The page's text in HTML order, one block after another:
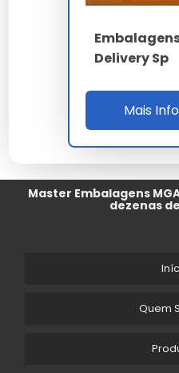
Delivery Sp
Mais
Master Embalagens
dezenas
Quem